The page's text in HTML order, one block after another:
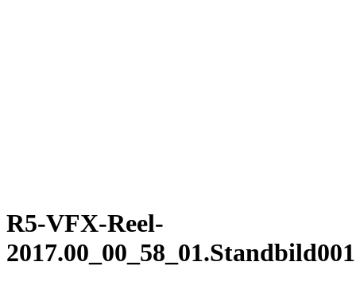
R5-VFX-Reel-
2017.00_00_58_01.Standbild001